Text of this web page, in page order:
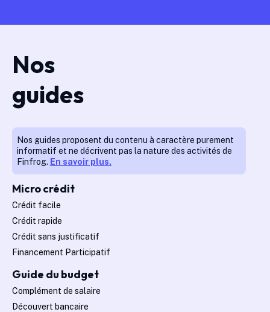
Nos
guides
Nos guides proposent du contenu à caractère purement
informatif et ne décrivent pas la nature des activités de
Finfrog. En savoir plus.
Micro crédit
Crédit facile
Crédit rapide
Crédit sans justificatif
Financement Participatif
Guide du budget
Complément de salaire
Découvert bancaire